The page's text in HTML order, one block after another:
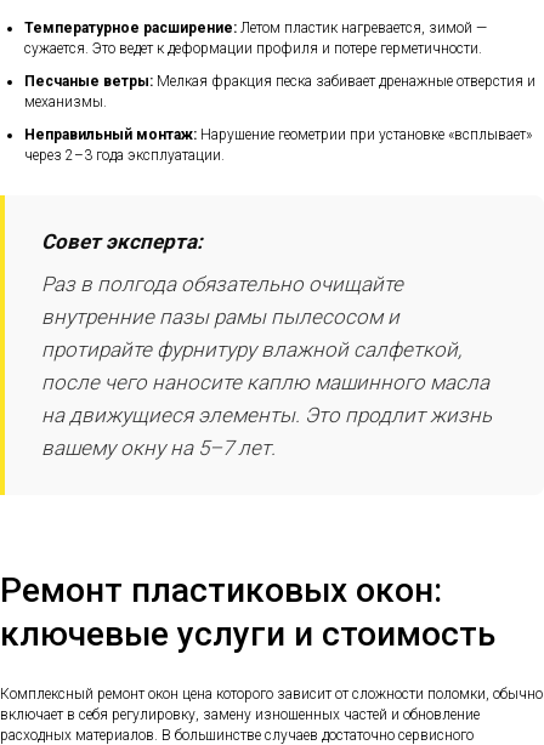
Температурное расширение: Летом пластик нагревается, зимой —
сужается. Это ведет к деформации профиля и потере герметичности.
Песчаные ветры: Мелкая фракция песка забивает дренажные отверстия и
механизмы.
Неправильный монтаж: Нарушение геометрии при установке «всплывает»
через 2–3 года эксплуатации.
Совет эксперта:
Раз в полгода обязательно очищайте
внутренние пазы рамы пылесосом и
протирайте фурнитуру влажной салфеткой,
после чего наносите каплю машинного масла
на движущиеся элементы. Это продлит жизнь
вашему окну на 5–7 лет.
Ремонт пластиковых окон:
ключевые услуги и стоимость
Комплексный ремонт окон цена которого зависит от сложности поломки, обычно
включает в себя регулировку, замену изношенных частей и обновление
расходных материалов. В большинстве случаев достаточно сервисного